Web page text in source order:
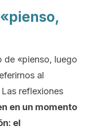
de «pienso, luego
al
reflexiones
en un momento
el